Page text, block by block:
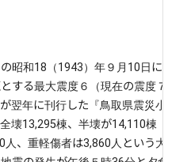
昭和18（1943）年９月10日に
する最大震度６（現在の震度７
翌年に刊行した『鳥取県震災小
壊13,295棟、半壊が14,110棟
、重軽傷者は3,860人という大